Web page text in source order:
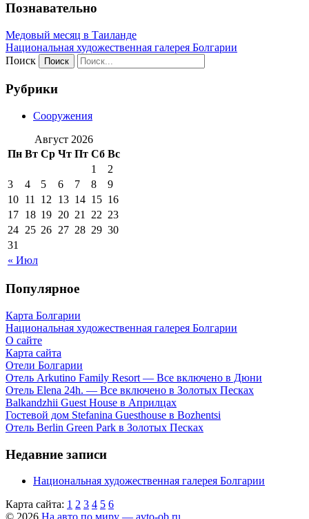
Познавательно
Медовый месяц в Таиланде
Национальная художественная галерея Болгарии
Поиск
Рубрики
Сооружения
Август 2026
Пн Вт Ср Чт Пт Сб Вс
« Июл
1
2
3
4 5 6 7 8
9
10 11 12 13 14 15 16
17 18 19 20 21 22 23
24 25 26 27 28 29 30
31
Популярное
Карта Болгарии
Национальная художественная галерея Болгарии
О сайте
Карта сайта
Отели Болгарии
Отель Arkutino Family Resort — Все включено в Дюни
Отель Elena 24h. — Все включено в Золотых Песках
Balkandzhii Guest House в Априлцах
Гостевой дом Stefanina Guesthouse в Bozhentsi
Отель Berlin Green Park в Золотых Песках
Недавние записи
Национальная художественная галерея Болгарии
Карта сайта: 1 2 3 4 5 6